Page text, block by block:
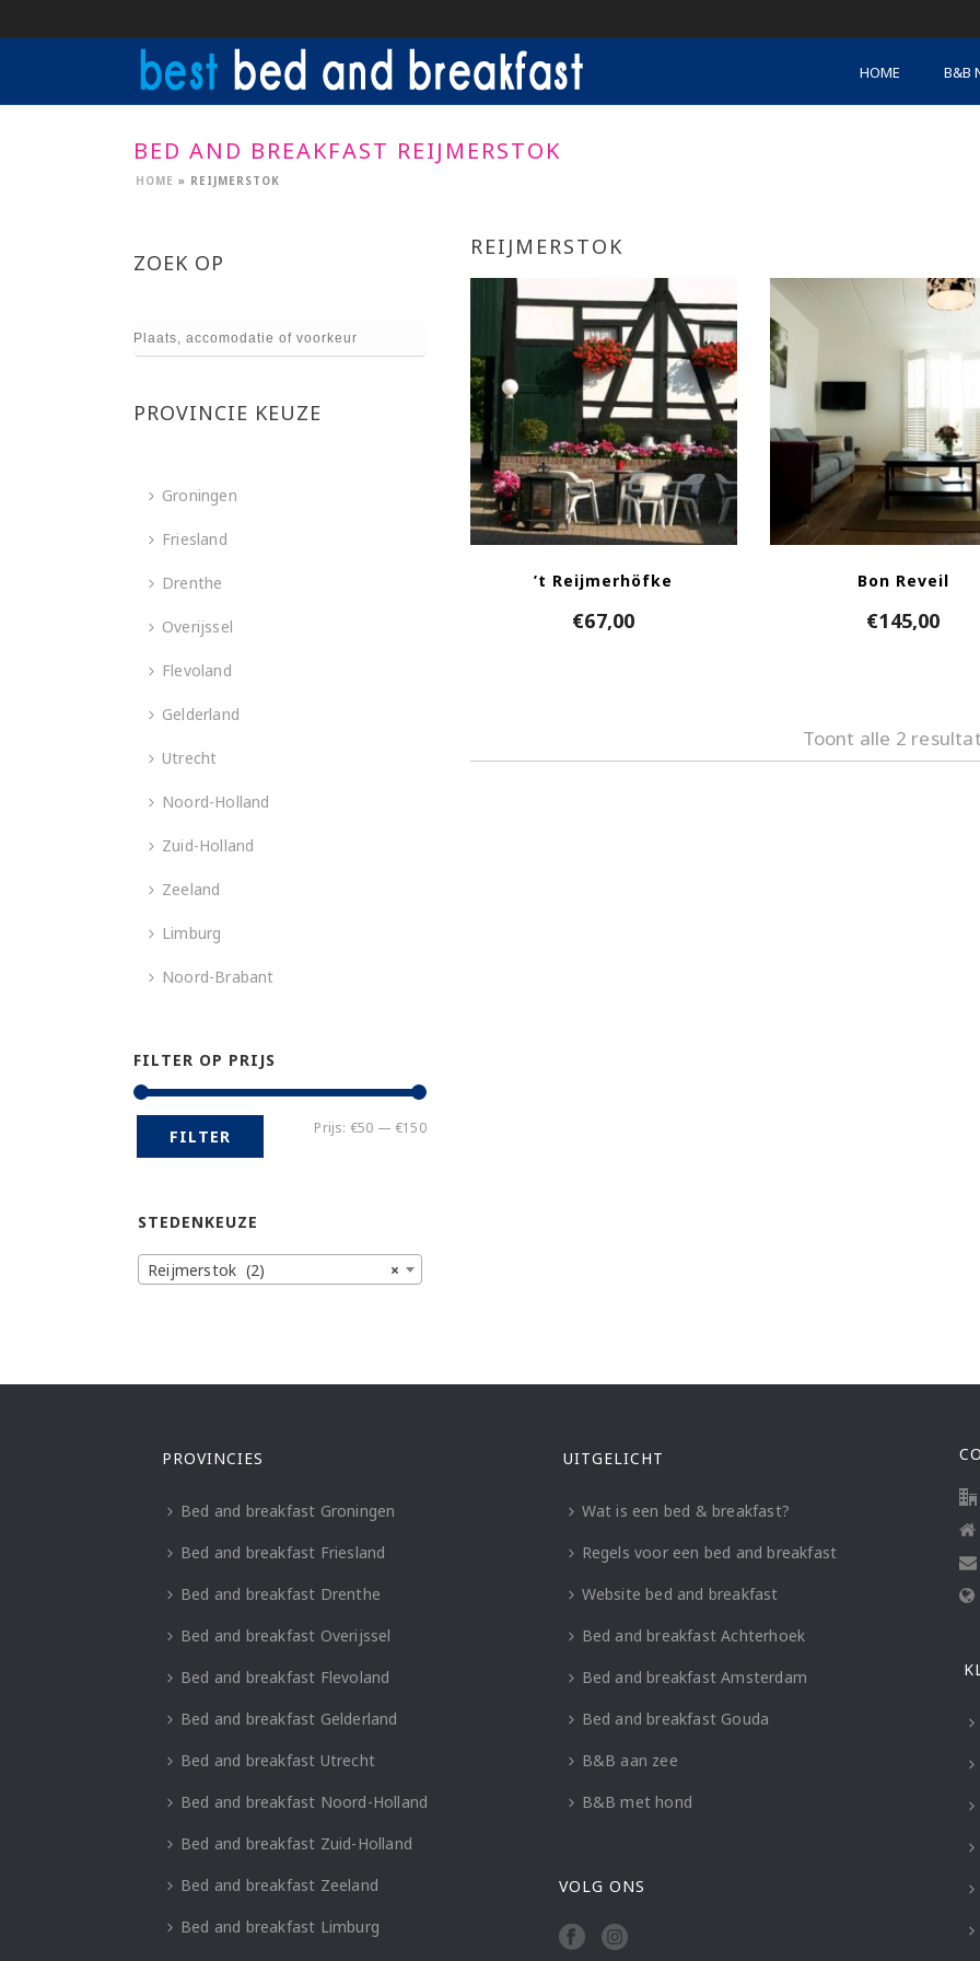
HOME B&B
BED AND BREAKFAST REIJMERSTOK
HOME » REIJMERSTOK
REIJMERSTOK
’t Reijmerhöfke
€67,00
Bon Reveil
€145,00
Toont alle 2
ZOEK OP
PROVINCIE KEUZE
Groningen
Friesland
Drenthe
Overijssel
Flevoland
Gelderland
Utrecht
Noord-Holland
Zuid-Holland
Zeeland
Limburg
Noord-Brabant
FILTER OP PRIJS
Min.
Max.
FILTER Prijs: €50 — €150
STEDENKEUZE
×
Reijmerstok (2)
PROVINCIES
Bed and breakfast Groningen
Bed and breakfast Friesland
Bed and breakfast Drenthe
Bed and breakfast Overijssel
Bed and breakfast Flevoland
Bed and breakfast Gelderland
Bed and breakfast Utrecht
Bed and breakfast Noord-Holland
Bed and breakfast Zuid-Holland
Bed and breakfast Zeeland
Bed and breakfast Limburg
UITGELICHT
Wat is een bed & breakfast?
Regels voor een bed and breakfast
Website bed and breakfast
Bed and breakfast Achterhoek
Bed and breakfast Amsterdam
Bed and breakfast Gouda
B&B aan zee
B&B met hond
VOLG ONS